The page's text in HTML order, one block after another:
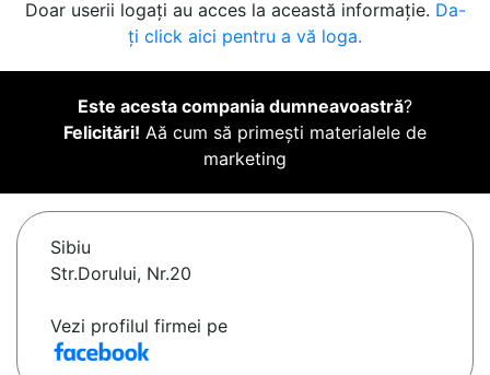
Doar userii logați au acces la această informație. Da-
ți click aici pentru a vă loga.
Este acesta compania dumneavoastră?
Felicitări! Aă cum să primești materialele de
marketing
Sibiu
Str.Dorului, Nr.20
Vezi profilul firmei pe